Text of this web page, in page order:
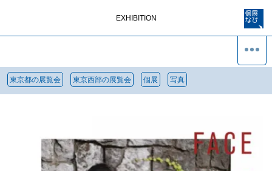
EXHIBITION
東京都の展覧会 東京西部の展覧会 個展 写真